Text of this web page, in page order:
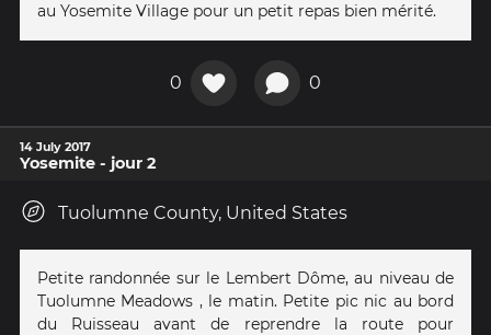
au Yosemite Village pour un petit repas bien mérité.
0 0
14 July 2017
Yosemite - jour 2
Tuolumne County, United States
Petite randonnée sur le Lembert Dôme, au niveau de
Tuolumne Meadows , le matin. Petite pic nic au bord
du Ruisseau avant de reprendre la route pour